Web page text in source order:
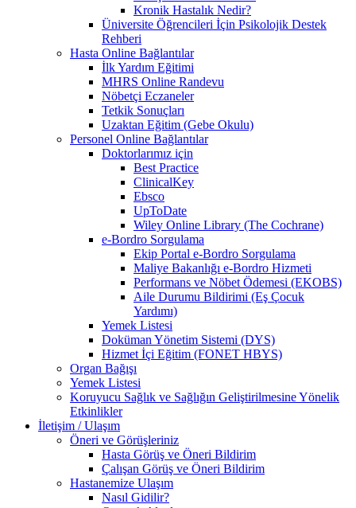
Kronik Hastalık Nedir?
Üniversite Öğrencileri İçin Psikolojik Destek
Rehberi
Hasta Online Bağlantılar
İlk Yardım Eğitimi
MHRS Online Randevu
Nöbetçi Eczaneler
Tetkik Sonuçları
Uzaktan Eğitim (Gebe Okulu)
Personel Online Bağlantılar
Doktorlarımız için
Best Practice
ClinicalKey
Ebsco
UpToDate
Wiley Online Library (The Cochrane)
e-Bordro Sorgulama
Ekip Portal e-Bordro Sorgulama
Maliye Bakanlığı e-Bordro Hizmeti
Performans ve Nöbet Ödemesi (EKOBS)
Aile Durumu Bildirimi (Eş Çocuk
Yardımı)
Yemek Listesi
Doküman Yönetim Sistemi (DYS)
Hizmet İçi Eğitim (FONET HBYS)
Organ Bağışı
Yemek Listesi
Koruyucu Sağlık ve Sağlığın Geliştirilmesine Yönelik
Etkinlikler
İletişim / Ulaşım
Öneri ve Görüşleriniz
Hasta Görüş ve Öneri Bildirim
Çalışan Görüş ve Öneri Bildirim
Hastanemize Ulaşım
Nasıl Gidilir?